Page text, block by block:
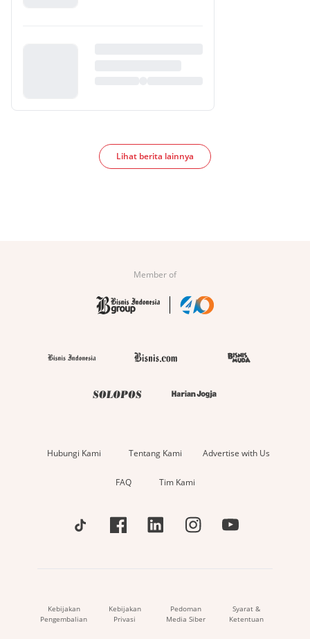
Lihat berita lainnya
Member of
Hubungi Kami Tentang Kami Advertise with Us
FAQ Tim Kami
Kebijakan
Pengembalian
Kebijakan
Privasi
Pedoman
Media Siber
Syarat &
Ketentuan